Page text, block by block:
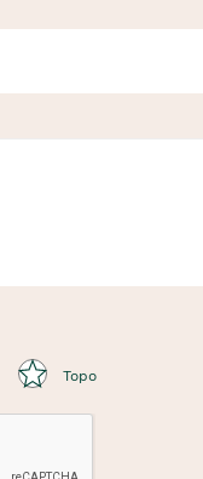
Topo